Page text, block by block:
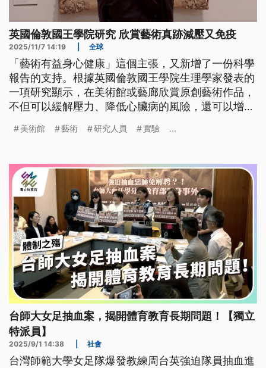
英國倫敦國王學院研究 欣賞藝術真跡減壓又免疫
2025/11/7 14:19 全球
「藝術有益身心健康」這個主張，又新增了一份科學
報告的支持。根據英國倫敦國王學院生理學家發表的
一項研究顯示，在美術館或藝廊欣賞原創藝術作品，
不但可以緩解壓力、降低心臟病的風險，還可以增強
美術館 藝術 研究人員 實驗 ...
台師大女足抽血案，揭開體育教育長期問題！【獨立
特派員】
2025/9/1 14:38 社會
台灣師範大學女足隊爆發教練周台英強迫隊員抽血進